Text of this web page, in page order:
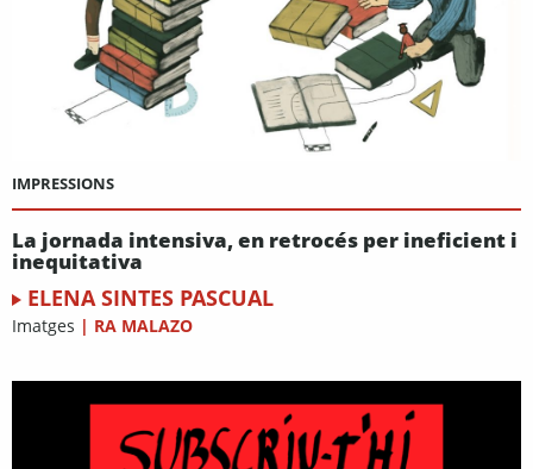
IMPRESSIONS
La jornada intensiva, en retrocés per ineficient i
inequitativa
ELENA SINTES PASCUAL
Imatges | RA MALAZO